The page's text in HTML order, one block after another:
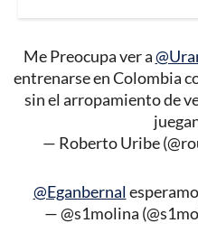
Me Preocupa ver a
entrenarse en Colombia
sin el arropamiento de
— Roberto Uribe
@Eganbernal
— @s1molina